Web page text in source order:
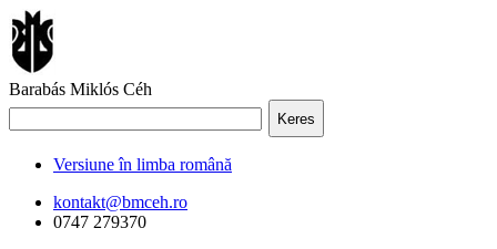
Barabás Miklós Céh
Keres
Versiune în limba română
kontakt@bmceh.ro
0747 279370